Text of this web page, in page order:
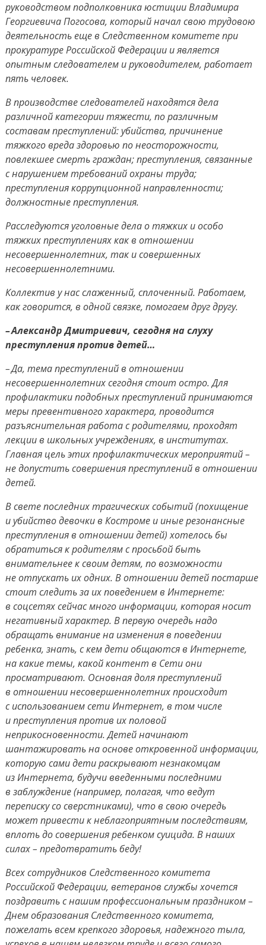
руководством подполковника юстиции Владимира
Георгиевича Погосова, который начал свою трудовою
деятельность еще в Следственном комитете при
прокуратуре Российской Федерации и является
опытным следователем и руководителем, работает
пять человек.
В производстве следователей находятся дела
различной категории тяжести, по различным
составам преступлений: убийства, причинение
тяжкого вреда здоровью по неосторожности,
повлекшее смерть граждан; преступления, связанные
с нарушением требований охраны труда;
преступления коррупционной направленности;
должностные преступления.
Расследуются уголовные дела о тяжких и особо
тяжких преступлениях как в отношении
несовершеннолетних, так и совершенных
несовершеннолетними.
Коллектив у нас слаженный, сплоченный. Работаем,
как говорится, в одной связке, помогаем друг другу.
– Александр Дмитриевич, сегодня на слуху
преступления против детей…
– Да, тема преступлений в отношении
несовершеннолетних сегодня стоит остро. Для
профилактики подобных преступлений принимаются
меры превентивного характера, проводится
разъяснительная работа с родителями, проходят
лекции в школьных учреждениях, в институтах.
Главная цель этих профилактических мероприятий –
не допустить совершения преступлений в отношении
детей.
В свете последних трагических событий (похищение
и убийство девочки в Костроме и иные резонансные
преступления в отношении детей) хотелось бы
обратиться к родителям с просьбой быть
внимательнее к своим детям, по возможности
не отпускать их одних. В отношении детей постарше
стоит следить за их поведением в Интернете:
в соцсетях сейчас много информации, которая носит
негативный характер. В первую очередь надо
обращать внимание на изменения в поведении
ребенка, знать, с кем дети общаются в Интернете,
на какие темы, какой контент в Сети они
просматривают. Основная доля преступлений
в отношении несовершеннолетних происходит
с использованием сети Интернет, в том числе
и преступления против их половой
неприкосновенности. Детей начинают
шантажировать на основе откровенной информации,
которую сами дети раскрывают незнакомцам
из Интернета, будучи введенными последними
в заблуждение (например, полагая, что ведут
переписку со сверстниками), что в свою очередь
может привести к неблагоприятным последствиям,
вплоть до совершения ребенком суицида. В наших
силах – предотвратить беду!
Всех сотрудников Следственного комитета
Российской Федерации, ветеранов службы хочется
поздравить с нашим профессиональным праздником –
Днем образования Следственного комитета,
пожелать всем крепкого здоровья, надежного тыла,